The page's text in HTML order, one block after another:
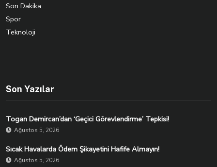
Son Dakika
Spor
Teknoloji
Son Yazılar
Togan Demircan’dan ‘Geçici Görevlendirme’ Tepkisi!
Ağustos 5, 2026
Sıcak Havalarda Ödem Şikayetini Hafife Almayın!
Ağustos 5, 2026